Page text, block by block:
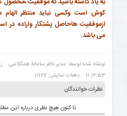
ازموفقیت هاحاصل پشتکار واراده در
می باشد.
نوشته شده توسط: مدیر ناظر سامانه همکلاسی
11:12:53
دفعات نمایش: 11127
نظرات خوانندگان
تا کنون هیچ نظری درباره این